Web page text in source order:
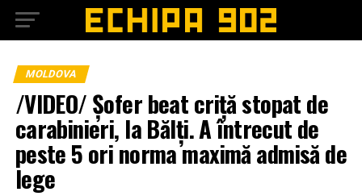
MOLDOVA
/VIDEO/ Șofer beat criță stopat de
carabinieri, la Bălți. A întrecut de
peste 5 ori norma maximă admisă de
lege